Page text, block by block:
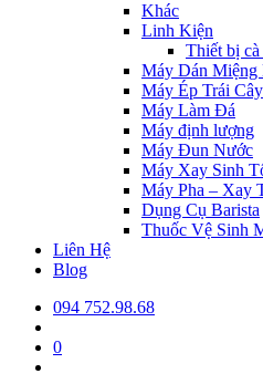
Khác
Linh Kiện
Thiết bị cà
Máy Dán Miệng
Máy Ép Trái Cây
Máy Làm Đá
Máy định lượng
Máy Đun Nước
Máy Xay Sinh
Máy Pha – Xay
Dụng Cụ Barista
Thuốc Vệ Sinh
Liên Hệ
Blog
094 752.98.68
0